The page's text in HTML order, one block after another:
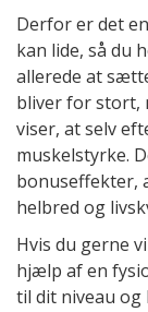
Derfor er det
kan lide, så du
allerede at
bliver for stort,
viser, at selv
muskelstyrke.
bonuseffekter,
helbred og
Hvis du gerne
hjælp af en
til dit niveau og